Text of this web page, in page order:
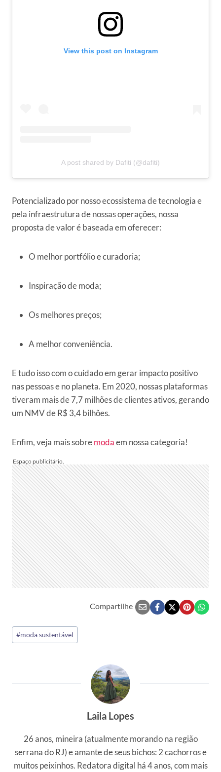
View this post on Instagram
A post shared by Dafiti (@dafiti)
Potencializado por nosso ecossistema de tecnologia e
pela infraestrutura de nossas operações, nossa
proposta de valor é baseada em oferecer:
O melhor portfólio e curadoria;
Inspiração de moda;
Os melhores preços;
A melhor conveniência.
E tudo isso com o cuidado em gerar impacto positivo
nas pessoas e no planeta. Em 2020, nossas plataformas
tiveram mais de 7,7 milhões de clientes ativos, gerando
um NMV de R$ 3,4 bilhões.
Enfim, veja mais sobremodaem nossa categoria!
Compartilhe
Tags
do
#moda sustentável
Laila Lopes
26 anos, mineira (atualmente morando na região
serrana do RJ) e amante de seus bichos: 2 cachorros e
muitos peixinhos. Redatora digital há 4 anos, com mais